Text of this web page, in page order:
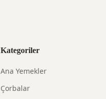
Kategoriler
Ana Yemekler
Çorbalar